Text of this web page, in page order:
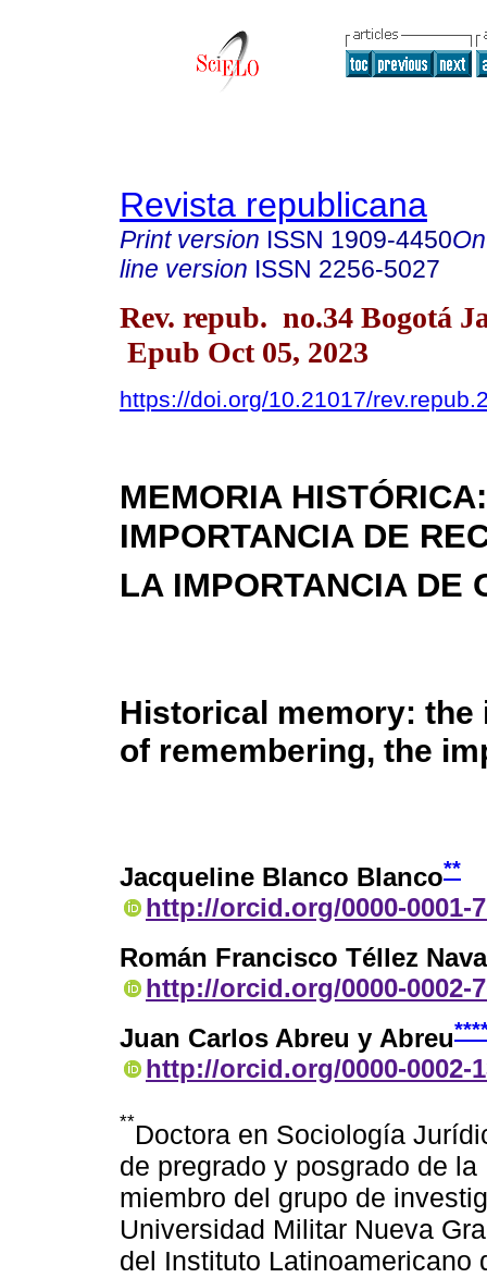
Revista republicana
Print version ISSN 1909-4450
line version ISSN 2256-5027
Rev. repub. no.34 Bogotá
Epub Oct 05, 2023
https://doi.org/10.21017/
MEMORIA
IMPORTANCIA DE
LA IMPORTANCIA DE
Historical memory: the
of remembering, the
Jacqueline Blanco Blanco**
http://orcid.org/0000-0001-
Román Francisco Téllez
http://orcid.org/0000-0002-
Juan Carlos Abreu y Abreu
http://orcid.org/0000-0002-
**Doctora en Sociología
de pregrado y posgrado de
miembro del grupo de
Universidad Militar Nueva
del Instituto Latinoamericano